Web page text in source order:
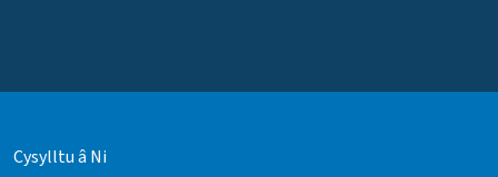
Cysylltu â Ni